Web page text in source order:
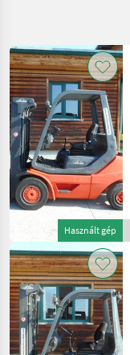
Kategória 3
AKTUÁLIS
ÚTVONAL
Mezőgazdasági
gépek/eszközök
Targoncak Es
Raktartechnika
KATEGÓRIA
KIVÁLASZTÁSA
Linde
791
Sonstige
219
Visszaállítás
Használt gép